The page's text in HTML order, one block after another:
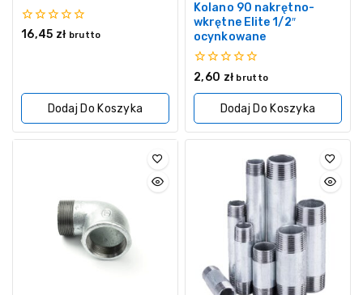
0
16,45 zł brutto
Dodaj Do Koszyka
Kolano 90 nakrętno-
wkrętne Elite 1/2″
ocynkowane
0
5
2,60 zł brutto
Dodaj Do Koszyka